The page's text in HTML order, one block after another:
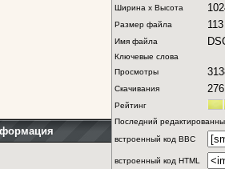
Ширина x Высота
Размер файла
Имя файла
Ключевые слова
Просмотры
Скачивания 276
Рейтинг
Последний
встроенный код BBC
встроенный код HTML